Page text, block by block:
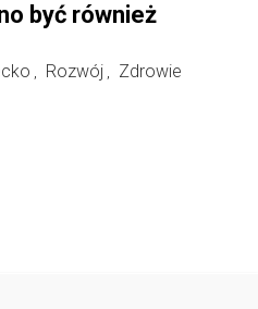
być również
, Rozwój ,
Zdrowie